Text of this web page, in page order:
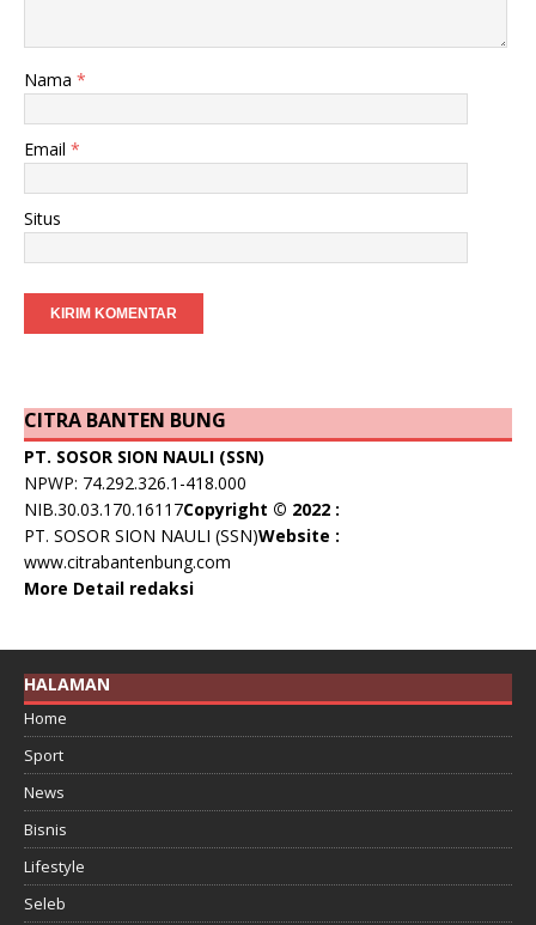
Nama *
Email *
Situs
CITRA BANTEN BUNG
PT. SOSOR SION NAULI (SSN)
NPWP: 74.292.326.1-418.000
NIB.30.03.170.16117Copyright © 2022 :
PT. SOSOR SION NAULI (SSN)Website :
www.citrabantenbung.com
More Detail redaksi
HALAMAN
Home
Sport
News
Bisnis
Lifestyle
Seleb